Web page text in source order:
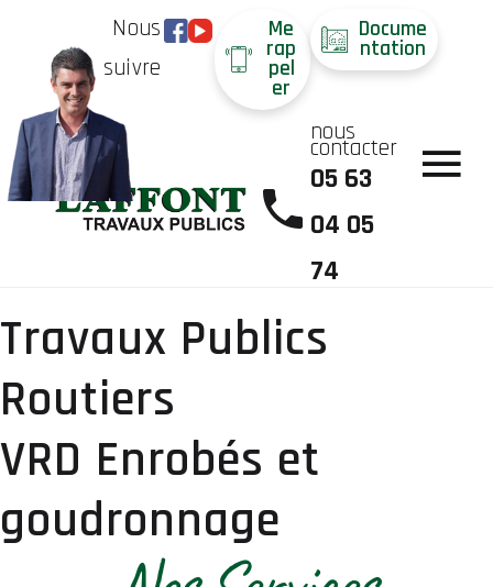
Nous
suivre
Me
rap
pel
er
Docume
ntation
nous
contacter
05 63
04 05
74
Travaux Publics
Routiers
VRD Enrobés et
goudronnage